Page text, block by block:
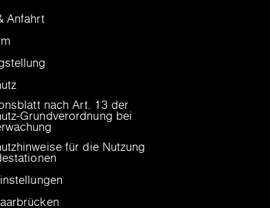
Anfahrt
nach Art. 13 der
Grundverordnung bei
für die Nutzung